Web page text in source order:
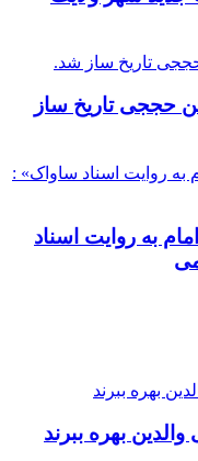
حججی تاریخ ساز
به روایت اسناد
بهره ببرند